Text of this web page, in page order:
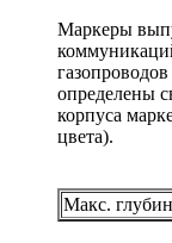
Маркеры
определены
корпуса
цвета).
Макс.